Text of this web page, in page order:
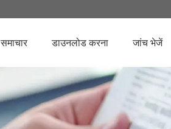
समाचार डाउनलोड करना जांच भेजें